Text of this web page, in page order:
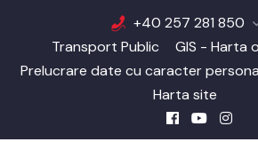
+40 257 281 850
Transport Public
GIS - Harta
Prelucrare date cu caracter
Harta site